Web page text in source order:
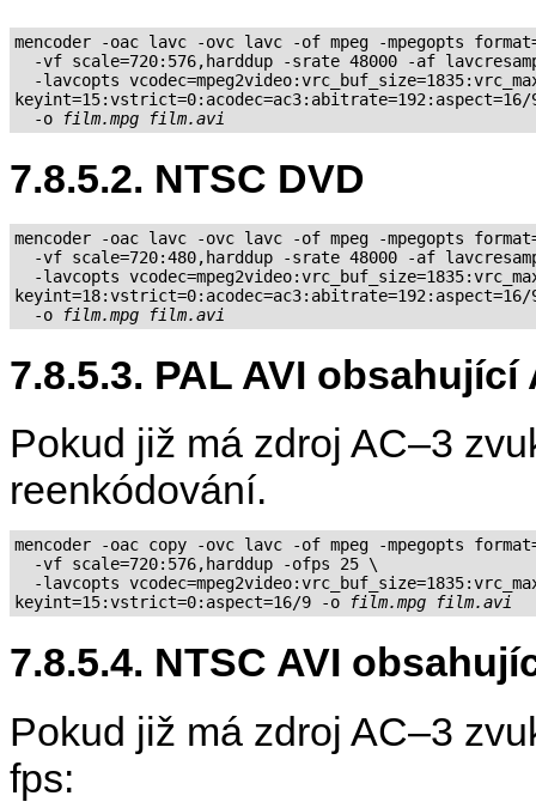
mencoder -oac lavc -ovc lavc -of mpeg -mpegopts
-vf scale=720:576,harddup -srate 48000 -af
-lavcopts
  -o
film.mpg film.avi
7.8.5.2. NTSC DVD
mencoder -oac lavc -ovc lavc -of mpeg -mpegopts
-vf scale=720:480,harddup -srate 48000 -af
-lavcopts
  -o
film.mpg film.avi
7.8.5.3. PAL AVI
Pokud již má zdroj AC–3
reenkódování.
mencoder -oac copy -ovc lavc -of mpeg -mpegopts
  -vf scale=720:576,harddup -ofps 25 \
-lavcopts
keyint=15:vstrict=0:aspect=16/9 -o
film.mpg film.avi
7.8.5.4. NTSC AVI
Pokud již má zdroj AC–3
fps: